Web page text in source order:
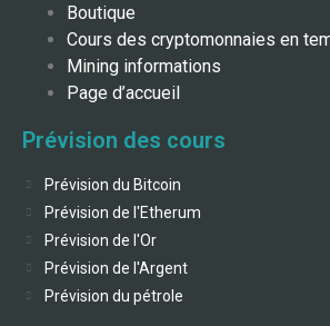
Boutique
Cours des cryptomonnaies en
Mining informations
Page d’accueil
Prévision des cours
Prévision du Bitcoin
Prévision de l'Etherum
Prévision de l'Or
Prévision de l'Argent
Prévision du pétrole